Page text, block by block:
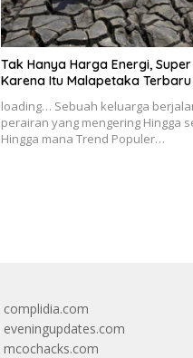
Tak Hanya Harga Energi, Super
Karena Itu Malapetaka Terbaru
loading… Sebuah keluarga
perairan yang mengering Hingga
Hingga mana Trend Populer…
complidia.com
eveningupdates.com
mcochacks.com